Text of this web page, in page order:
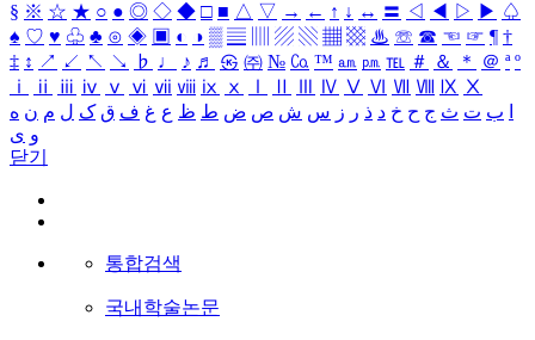
§ ※ ☆ ★ ○ ● ◎ ◇ ◆ □ ■ △ ▽ → ← ↑ ↓ ↔ 〓 ◁ ◀ ▷ ▶ ♤
♠ ♡ ♥ ♧ ♣ ⊙ ◈ ▣ ◐ ◑ ▒ ▤ ▨ ▧ ▦ ▩ ♨ ☏ ☎ ☜ ☞ ¶ †
‡ ↕ ↗ ↙ ↖ ↘ ♭ ♩ ♪ ♬ ㉿ ㈜ № ㏇ ™ ㏂ ㏘ ℡ ＃ ＆ ＊ ＠ ª º
ⅰ
ⅱ ⅲ ⅳ ⅴ ⅵ ⅶ ⅷ ⅸ ⅹ Ⅳ Ⅴ Ⅵ Ⅶ Ⅷ Ⅸ Ⅹ
ب ت ث ج ح خ د ذ ر ز س ش ص ض ط ظ ع غ ف ق ک ل م ن ه
و ی
닫기
통합검색
국내학술논문